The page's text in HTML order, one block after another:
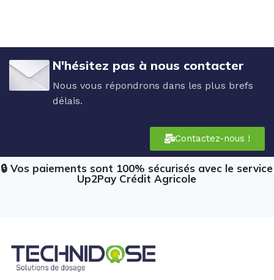
N'hésitez pas à nous contacter
Nous vous répondrons dans les plus brefs
délais.
Contactez-nous !
🔒 Vos paiements sont 100% sécurisés avec le service
Up2Pay Crédit Agricole